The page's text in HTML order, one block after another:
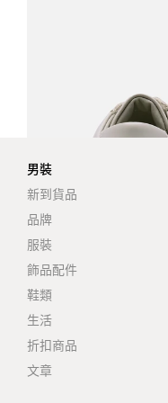
男裝
新到貨品
品牌
服裝
飾品配件
鞋類
生活
折扣商品
文章